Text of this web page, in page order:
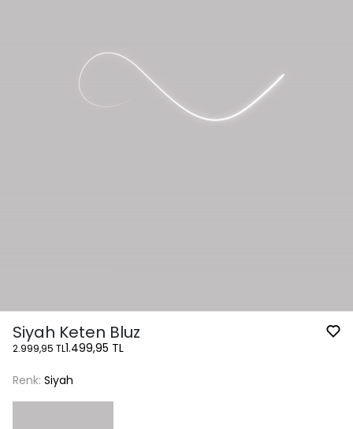
Siyah Keten Bluz
2.999,95 TL1.499,95 TL
Renk: Siyah